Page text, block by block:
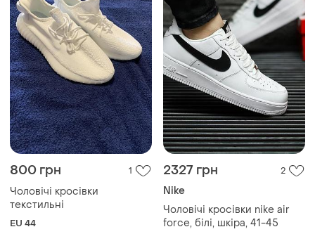
800 грн 1
Чоловічі кросівки
текстильні
EU 44
2327 грн 2
Nike
Чоловічі кросівки nike air
force, білі, шкіра, 41-45